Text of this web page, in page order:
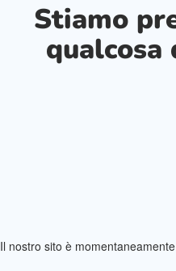
Stiamo
qualcosa
Il nostro sito è